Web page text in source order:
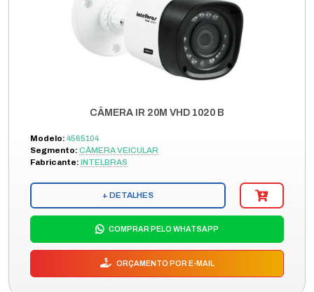
CÂMERA IR 20M VHD 1020 B
Modelo: 4565104
Segmento: CÂMERA VEICULAR
Fabricante: INTELBRAS
+ DETALHES
COMPRAR PELO WHATSAPP
ORÇAMENTO POR E-MAIL